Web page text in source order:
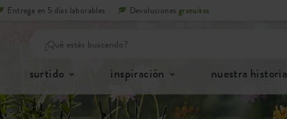
Entrega en 5 días laborables Devoluciones gratuitas
surtido inspiración nuestra historia